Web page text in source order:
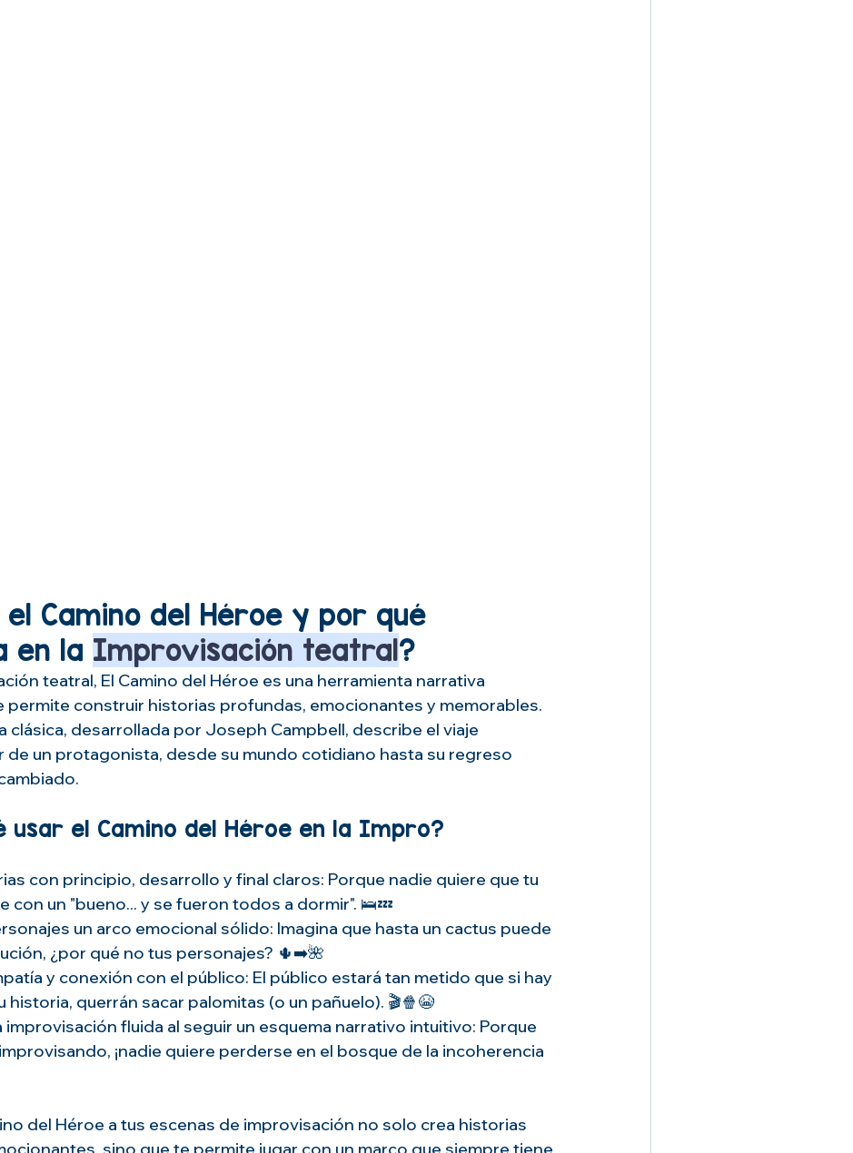
el Camino del Héroe y por qué
en la Improvisación teatral?
teatral, El Camino del Héroe es una herramienta narrativa
permite construir historias profundas, emocionantes y memorables.
clásica, desarrollada por Joseph Campbell, describe el viaje
un protagonista, desde su mundo cotidiano hasta su regreso
usar el Camino del Héroe en la Impro?
con principio, desarrollo y final claros: Porque nadie quiere que tu
con un "bueno... y se fueron todos a dormir". 🛌💤
un arco emocional sólido: Imagina que hasta un cactus puede
¿por qué no tus personajes? 🌵➡️🌺
y conexión con el público: El público estará tan metido que si hay
historia, querrán sacar palomitas (o un pañuelo). 🎬🍿😭
improvisación fluida al seguir un esquema narrativo intuitivo: Porque
¡nadie quiere perderse en el bosque de la incoherencia
del Héroe a tus escenas de improvisación no solo crea historias